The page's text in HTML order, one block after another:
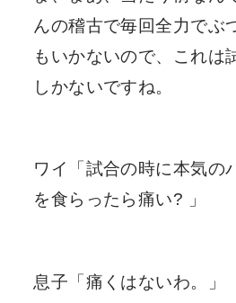
んの稽古で毎回全力でぶ
もいかないので、これは
しかないですね。
ワイ「試合の時に本気の
を食らったら痛い? 」
息子「痛くはないわ。」